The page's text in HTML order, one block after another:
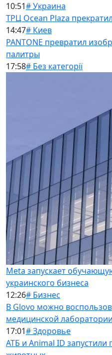
10:51# Украина
ТРЦ Ocean Plaza
14:47# Киев
PANTONE превратил
палитры
17:58# Без категорії
Meta запускает
украинского бизнеса
12:26# Бизнес
В Glovo можно
медицинской лаборатории
17:01# Здоровье
АТБ и Animal ID